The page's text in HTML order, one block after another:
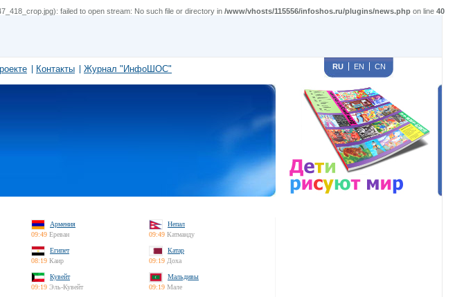
failed to open stream: No such file or directory in /www/vhosts/115556/infoshos.ru/plugins/news.phpon line 40
Контакты Журнал "ИнфоШОС" RU EN CN
Армения
09:49 Ереван
Непал
09:49 Катманду
Египет
08:19 Каир
Катар
09:19 Доха
Кувейт
09:19 Эль-Кувейт
Мальдивы
09:19 Мале